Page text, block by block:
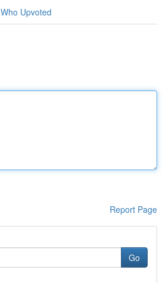
Who Upvoted
Report Page
Go